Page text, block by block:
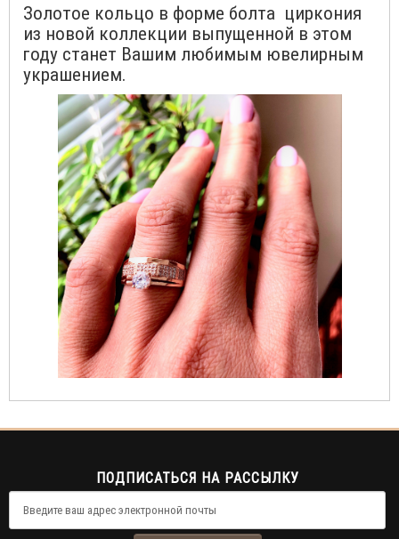
Золотое кольцо в форме болта циркония
из новой коллекции выпущенной в этом
году станет Вашим любимым ювелирным
украшением.
ПОДПИСАТЬСЯ НА РАССЫЛКУ